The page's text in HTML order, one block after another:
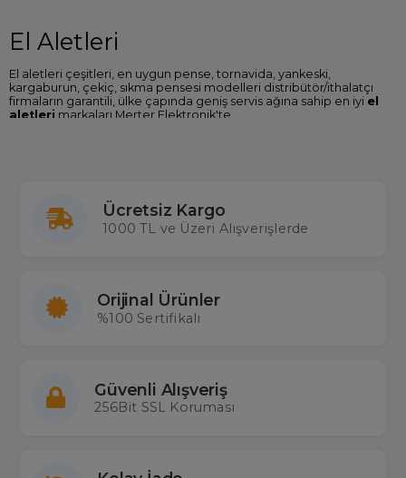
El Aletleri
El aletleri çeşitleri, en uygun pense, tornavida, yankeski,
kargaburun, çekiç, sıkma pensesi modelleri distribütör/ithalatçı
firmaların garantili, ülke çapında geniş servis ağına sahip en iyi el
aletleri markaları Merter Elektronik'te.
el aletleri fiyatları
nı Türkiye'nin en büyük gerçek stok çalışan
toptan ve perakende elektronik mağazası
Merterelektronik.com'dan satın alabilirsiniz.
Ücretsiz Kargo
1000 TL ve Üzeri Alışverişlerde
Orijinal Ürünler
%100 Sertifikalı
Güvenli Alışveriş
256Bit SSL Koruması